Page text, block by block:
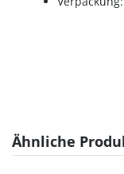
Ähnliche